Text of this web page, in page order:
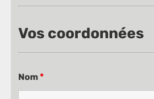
Vos coordonnées
Nom*